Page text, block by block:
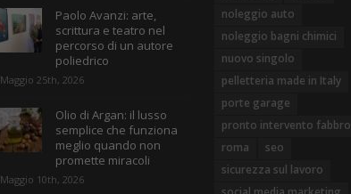
Paolo Avanzi: arte,
scrittura e teatro nel
percorso di un autore
poliedrico
Maggio 25th, 2026
Olio di Argan: il lusso
semplice che funziona
meglio quando non
promette miracoli
Maggio 10th, 2026
noleggio auto
noleggio bagni chimici
nuovo singolo
pelletteria made in Italy
porte garage
pronto intervento fabbro
roma
seo
sicurezza sul lavoro